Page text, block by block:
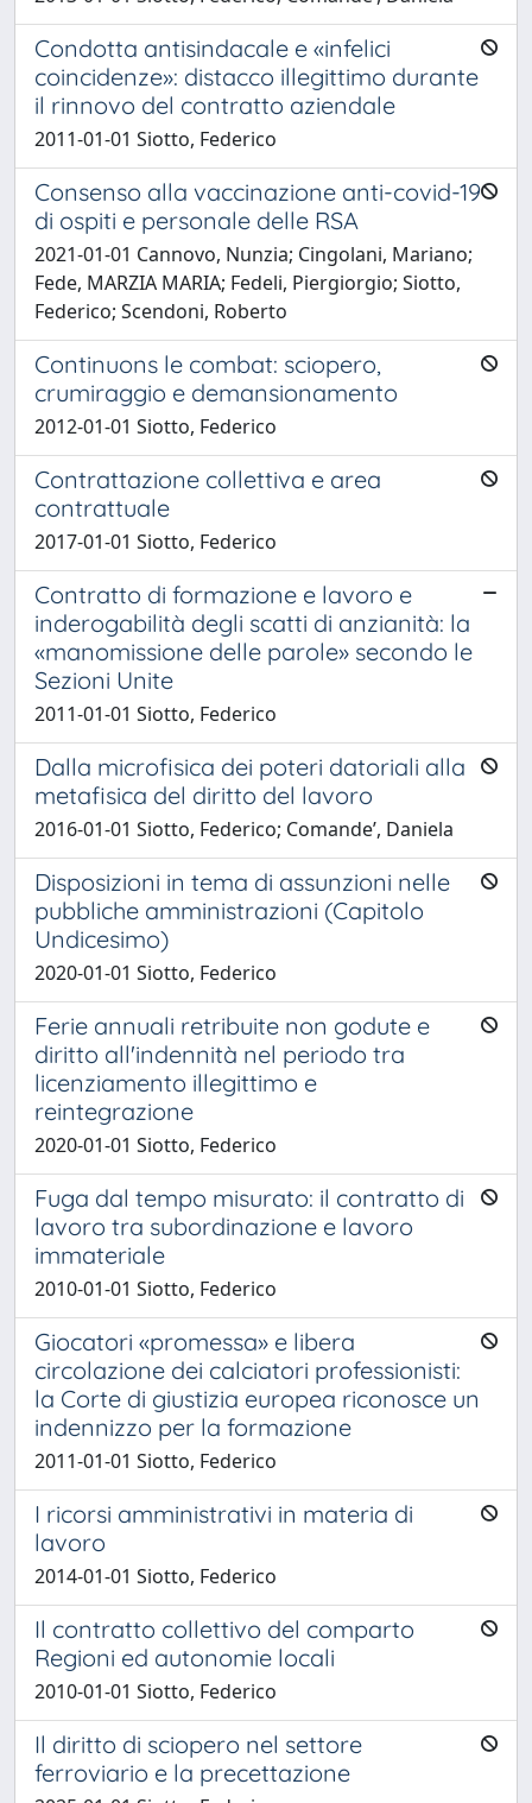
Condotta antisindacale e «infelici
coincidenze»: distacco illegittimo durante
il rinnovo del contratto aziendale
2011-01-01 Siotto, Federico
Consenso alla vaccinazione anti-covid-19
di ospiti e personale delle RSA
2021-01-01 Cannovo, Nunzia; Cingolani, Mariano;
Fede, MARZIA MARIA; Fedeli, Piergiorgio; Siotto,
Federico; Scendoni, Roberto
Continuons le combat: sciopero,
crumiraggio e demansionamento
2012-01-01 Siotto, Federico
Contrattazione collettiva e area
contrattuale
2017-01-01 Siotto, Federico
Contratto di formazione e lavoro e
inderogabilità degli scatti di anzianità: la
«manomissione delle parole» secondo le
Sezioni Unite
2011-01-01 Siotto, Federico
Dalla microfisica dei poteri datoriali alla
metafisica del diritto del lavoro
2016-01-01 Siotto, Federico; Comande’, Daniela
Disposizioni in tema di assunzioni nelle
pubbliche amministrazioni (Capitolo
Undicesimo)
2020-01-01 Siotto, Federico
Ferie annuali retribuite non godute e
diritto all'indennità nel periodo tra
licenziamento illegittimo e
reintegrazione
2020-01-01 Siotto, Federico
Fuga dal tempo misurato: il contratto di
lavoro tra subordinazione e lavoro
immateriale
2010-01-01 Siotto, Federico
Giocatori «promessa» e libera
circolazione dei calciatori professionisti:
la Corte di giustizia europea riconosce un
indennizzo per la formazione
2011-01-01 Siotto, Federico
I ricorsi amministrativi in materia di
lavoro
2014-01-01 Siotto, Federico
Il contratto collettivo del comparto
Regioni ed autonomie locali
2010-01-01 Siotto, Federico
Il diritto di sciopero nel settore
ferroviario e la precettazione